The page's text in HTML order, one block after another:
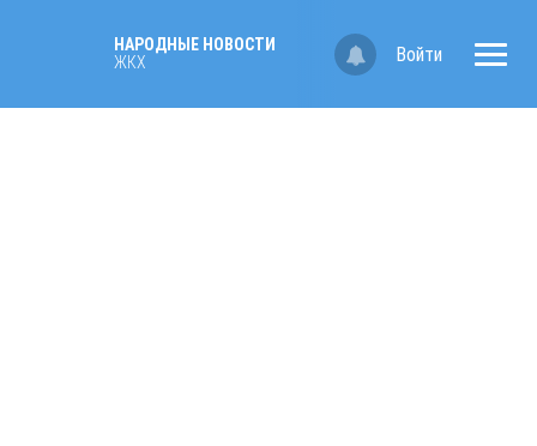
НАРОДНЫЕ НОВОСТИ
ЖКХ
Войти